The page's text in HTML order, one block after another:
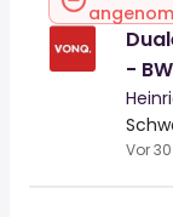
-
Vor